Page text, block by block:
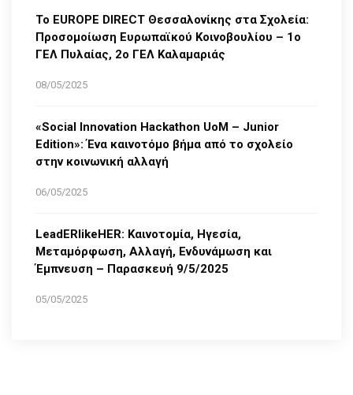
Το EUROPE DIRECT Θεσσαλονίκης στα Σχολεία:
Προσομοίωση Ευρωπαϊκού Κοινοβουλίου – 1ο
ΓΕΛ Πυλαίας, 2ο ΓΕΛ Καλαμαριάς
08/05/2025
«Social Innovation Hackathon UoM – Junior
Edition»: Ένα καινοτόμο βήμα από το σχολείο
στην κοινωνική αλλαγή
06/05/2025
LeadERlikeHER: Καινοτομία, Ηγεσία,
Μεταμόρφωση, Αλλαγή, Ενδυνάμωση και
Έμπνευση – Παρασκευή 9/5/2025
05/05/2025